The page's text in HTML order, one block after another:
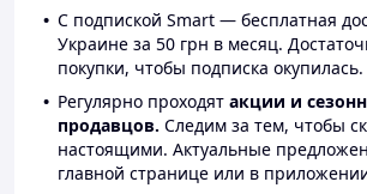
С подпиской Smart — бесплатная
Украине за 50 грн в месяц.
покупки, чтобы подписка окупилась.
Регулярно проходят акции и
продавцов. Следим за тем, чтобы
настоящими. Актуальные
главной странице или в